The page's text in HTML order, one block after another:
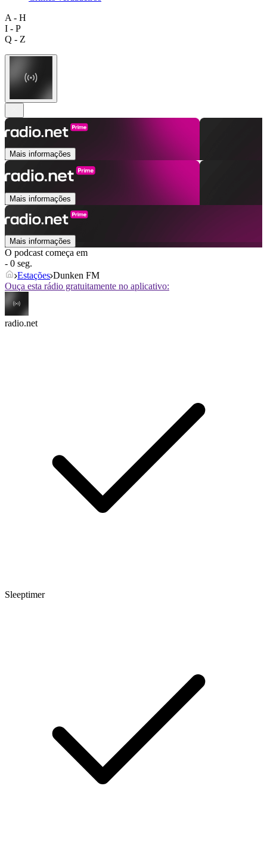
A - H
I - P
Q - Z
Mais informações
Mais informações
Mais informações
O podcast começa em
- 0 seg.
Estações Dunken FM
Ouça esta rádio gratuitamente no aplicativo:
radio.net
Sleeptimer